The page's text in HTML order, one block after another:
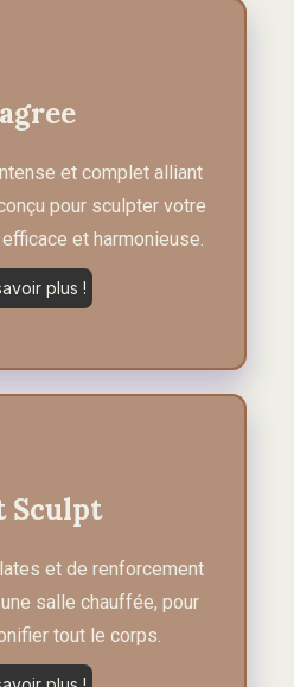
et complet alliant
pour sculpter votre
et harmonieuse.
plus !
Sculpt
et de renforcement
salle chauffée, pour
tout le corps.